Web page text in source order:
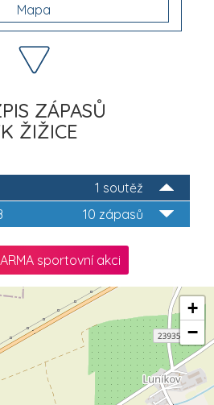
Mapa
ZÁPASŮ
ŽIŽICE
1 soutěž
10 zápasů
sportovní akci
+
−